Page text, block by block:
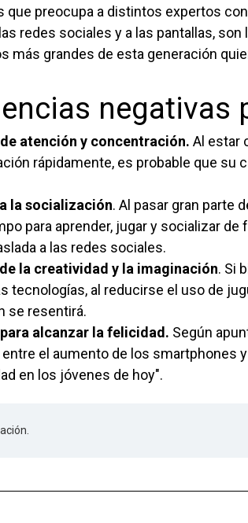
que preocupa a distintos expertos
redes sociales y a las pantallas,
más grandes de esta generación
negativas
atención y concentración. Al estar
rápidamente, es probable que su
la socialización. Al pasar gran parte
para aprender, jugar y socializar de
a las redes sociales.
la creatividad y la imaginación. Si
tecnologías, al reducirse el uso de
se resentirá.
alcanzar la felicidad. Según
el aumento de los smartphones
en los jóvenes de hoy".